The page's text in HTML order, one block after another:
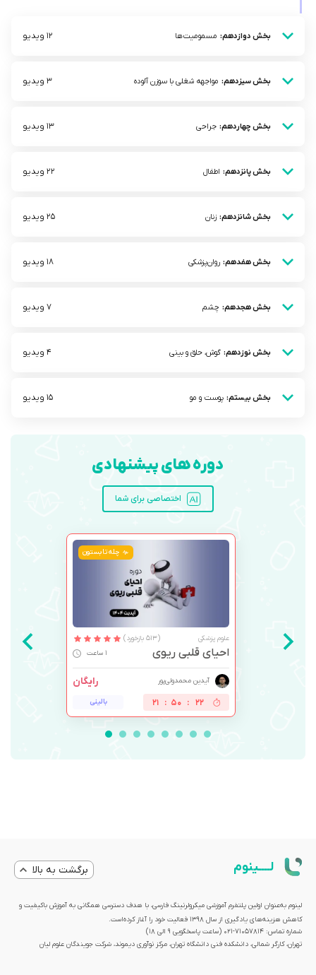
بخش دوازدهم: مسمومیت‌ها 12 ویدیو
بخش سیزدهم: مواجهه شغلی با سوزن آلوده 3 ویدیو
بخش چهاردهم: جراحی 13 ویدیو
بخش پانزدهم: اطفال 22 ویدیو
بخش شانزدهم: زنان 25 ویدیو
بخش هفدهم: روان‌پزشکی 18 ویدیو
بخش هجدهم: چشم 7 ویدیو
بخش نوزدهم: گوش، حلق و بینی 4 ویدیو
بخش بیستم: پوست و مو 15 ویدیو
دوره های پیشنهادی
اختصاصی برای شما
چله تابستون
علوم پزشکی (513 بازخورد)
احیای قلبی ریوی 1 ساعت
آیدین محمدولی‌پور رایگان
21
:
50
:
21 بالینی
لــــینوم برگشت به بالا
لینوم به‌عنوان اولین پلتفرم آموزشی میکرولرنینگ فارسی، با هدف دسترسی همگانی به آموزش باکیفیت و
کاهش هزینه‌های یادگیری از سال 1398 فعالیت خود را آغاز کرده‌است.
شماره تماس: 71057814-021 (ساعت پاسخگویی ۹ الی ۱۸)
تهران، کارگر شمالی، دانشکده فنی دانشگاه تهران، مرکز نوآوری دیموند، شرکت جویندگان علوم لیان